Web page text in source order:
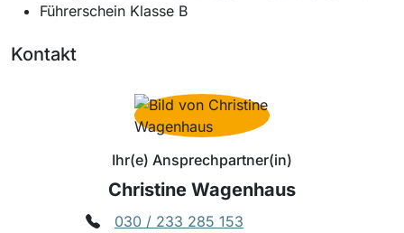
Führerschein Klasse B
Kontakt
Ihr(e) Ansprechpartner(in)
Christine Wagenhaus
030 / 233 285 153